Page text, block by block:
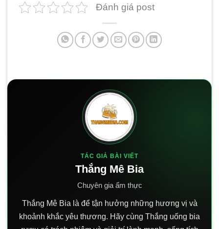
Đánh giá post
TÁC GIẢ BÀI VIẾT
Thắng Mê Bia
Chuyên gia ẩm thực
Thắng Mê Bia là để tận hưởng những hương vị và
khoảnh khắc yêu thương. Hãy cùng Thắng uống bia